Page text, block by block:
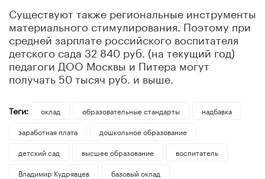
Существуют также региональные инструменты
материального стимулирования. Поэтому при
средней зарплате российского воспитателя
детского сада 32 840 руб. (на текущий год)
педагоги ДОО Москвы и Питера могут
получать 50 тысяч руб. и выше.
Теги: оклад образовательные стандарты
надбавка
заработная плата
дошкольное образование
детский сад
высшее образование
воспитатель
Владимир Кудрявцев
базовый оклад